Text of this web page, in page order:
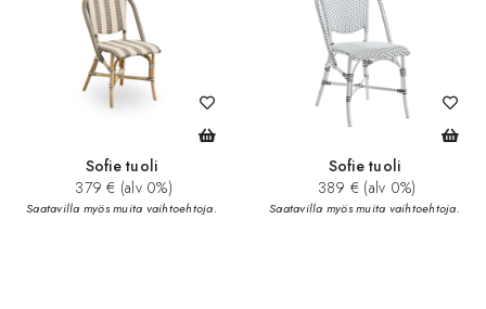
Sofie tuoli
379 € (alv 0%)
Saatavilla myös muita vaihtoehtoja.
Sofie tuoli
389 € (alv 0%)
Saatavilla myös muita vaihtoehtoja.